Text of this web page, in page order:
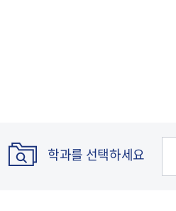
교직원식당학과를 선택하세요